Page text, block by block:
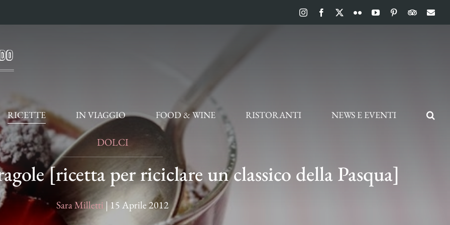
InstagramFacebook FlickrYouTubePinterest
RICETTE IN VIAGGIO FOOD & WINE RISTORANTI NEWS E EVENTI
DOLCI
[ricetta per riciclare un classico della Pasqua]
Sara Milletti | 15 Aprile 2012